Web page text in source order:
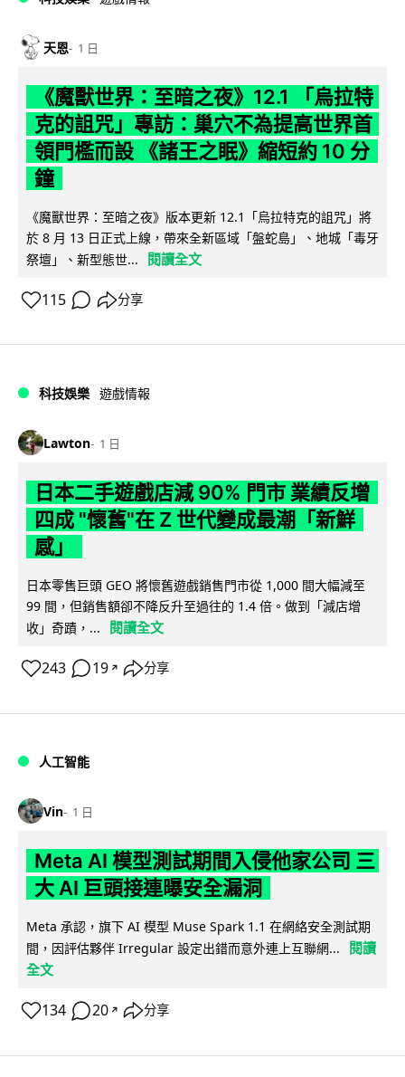
天恩 1 日
《魔獸世界：至暗之夜》12.1 「烏拉特
克的詛咒」專訪：巢穴不為提高世界首
領門檻而設 《諸王之眠》縮短約 10 分
鐘
《魔獸世界：至暗之夜》版本更新 12.1「烏拉特克的詛咒」將
於 8 月 13 日正式上線，帶來全新區域「盤蛇島」、地城「毒牙
祭壇」、新型態世...
閱讀全文
115 分享
科技娛樂 遊戲情報
Lawton 1 日
日本二手遊戲店減 90% 門市 業績反增
四成 "懷舊"在 Z 世代變成最潮「新鮮
感」
日本零售巨頭 GEO 將懷舊遊戲銷售門市從 1,000 間大幅減至
99 間，但銷售額卻不降反升至過往的 1.4 倍。做到「減店增
收」奇蹟，...
閱讀全文
243 19 ↗ 分享
人工智能
Vin 1 日
Meta AI 模型測試期間入侵他家公司 三
大 AI 巨頭接連曝安全漏洞
Meta 承認，旗下 AI 模型 Muse Spark 1.1 在網絡安全測試期
間，因評估夥伴 Irregular 設定出錯而意外連上互聯網...
閱讀
全文
134 20 ↗ 分享